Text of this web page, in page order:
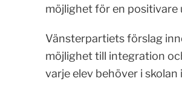
möjlighet för en positivare
Vänsterpartiets förslag
möjlighet till integration
varje elev behöver i skolan